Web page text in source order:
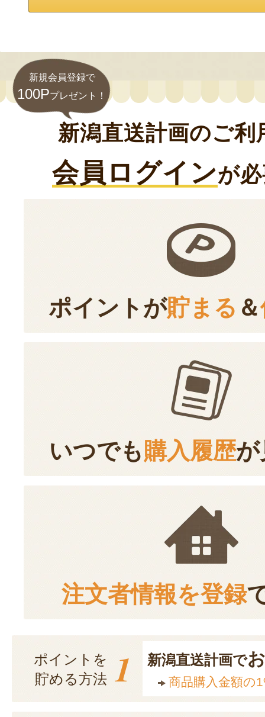
新規会員登録で
100Pプレゼント！
新潟直送計画のご利
会員ログインが
ポイントが貯まる ＆
いつでも購入履歴が
注文者情報を登録
ポイントを
貯める方法 1 新潟直送計画で
商品購入金額の